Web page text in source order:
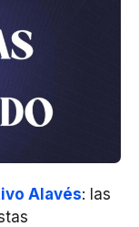
Alavés: las